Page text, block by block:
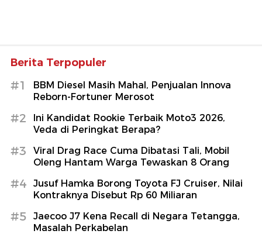
Berita Terpopuler
#1
BBM Diesel Masih Mahal, Penjualan Innova
Reborn-Fortuner Merosot
#2
Ini Kandidat Rookie Terbaik Moto3 2026,
Veda di Peringkat Berapa?
#3
Viral Drag Race Cuma Dibatasi Tali, Mobil
Oleng Hantam Warga Tewaskan 8 Orang
#4
Jusuf Hamka Borong Toyota FJ Cruiser, Nilai
Kontraknya Disebut Rp 60 Miliaran
#5
Jaecoo J7 Kena Recall di Negara Tetangga,
Masalah Perkabelan